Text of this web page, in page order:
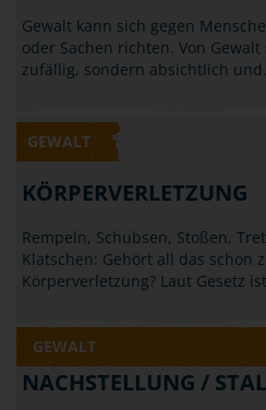
Gewalt kann sich gegen
oder Sachen richten. Von
zufällig, sondern absichtlich
GEWALT
KÖRPERVERLETZUNG
Rempeln, Schubsen, Stoßen,
Klatschen: Gehört all das schon
Körperverletzung? Laut Gesetz
GEWALT
NACHSTELLUNG /